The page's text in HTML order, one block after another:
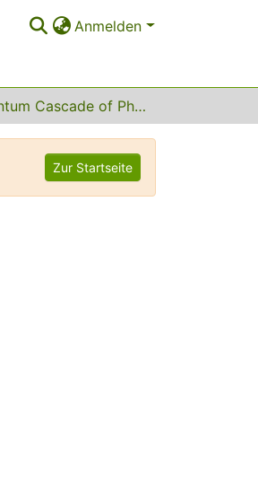
Anmelden
Quantum Cascade of Photons in Semiconductor Quantum Dots
Zur Startseite